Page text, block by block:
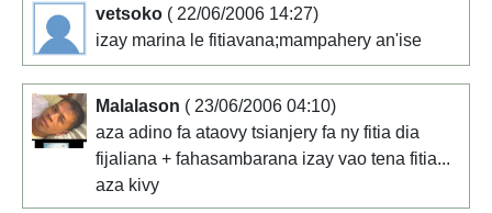
vetsoko ( 22/06/2006 14:27)
izay marina le fitiavana;mampahery an'ise
Malalason ( 23/06/2006 04:10)
aza adino fa ataovy tsianjery fa ny fitia dia
fijaliana + fahasambarana izay vao tena fitia...
aza kivy